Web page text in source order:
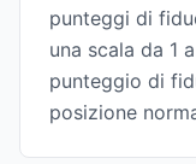
punteggi di
una scala da 1
punteggio di
posizione